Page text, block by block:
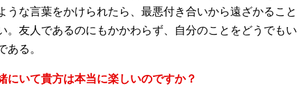
うな言葉をかけられたら、最悪付き合いから遠ざかること
。友人であるのにもかかわらず、自分のことをどうでもい
ある。
にいて貴方は本当に楽しいのですか？